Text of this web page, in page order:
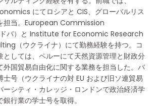
にてロシアと CIS、グローバルリス
担当。European Commission
バ）と Institute for Economic Research
（ウクライナ）にて勤務経験を持つ。コ
としては、ペルーにて天然資源管理と財政分
外国貿易自由化に関する業務を担当した。バ
士号（ウクライナの対 EU および旧ソ連貿易
ーシティ・カレッジ・ロンドンで政治経済学
行業の学士号を取得。